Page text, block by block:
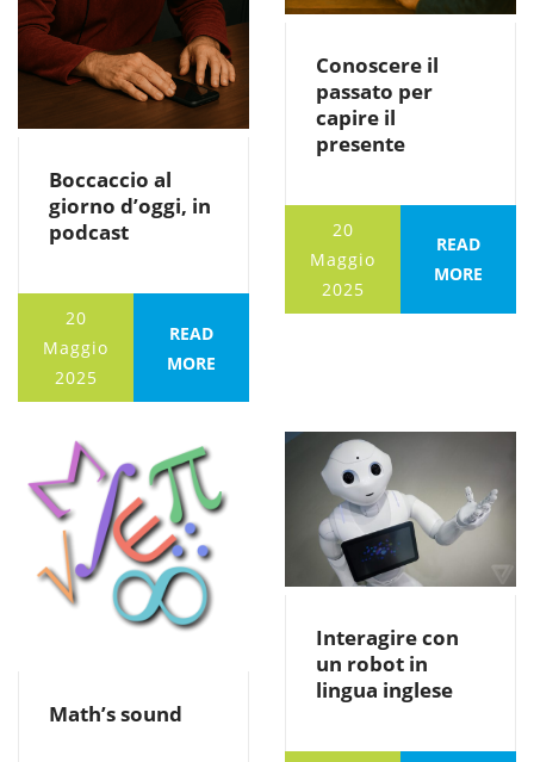
Boccaccio al
giorno d’oggi, in
podcast
20
Maggio
2025
READ
MORE
Conoscere il
passato per
capire il
presente
20
Maggio
2025
READ
MORE
Math’s sound
Interagire con
un robot in
lingua inglese